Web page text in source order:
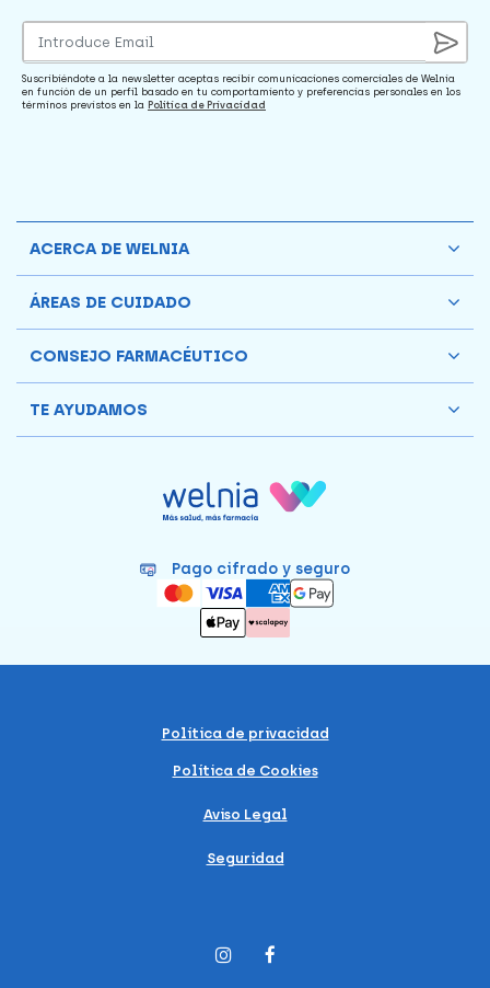
Suscribiéndote a la newsletter aceptas recibir comunicaciones comerciales de Welnia
en función de un perfil basado en tu comportamiento y preferencias personales en los
términos previstos en la Política de Privacidad
Pago cifrado y seguro
ACERCA DE WELNIA
ÁREAS DE CUIDADO
CONSEJO FARMACÉUTICO
TE AYUDAMOS
Política de privacidad
Política de Cookies
Aviso Legal
Seguridad